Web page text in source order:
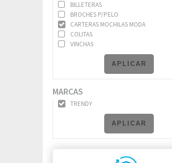
BILLETERAS
BROCHES P/PELO
CARTERAS MOCHILAS MODA
COLITAS
VINCHAS
APLICAR
MARCAS
TRENDY
APLICAR